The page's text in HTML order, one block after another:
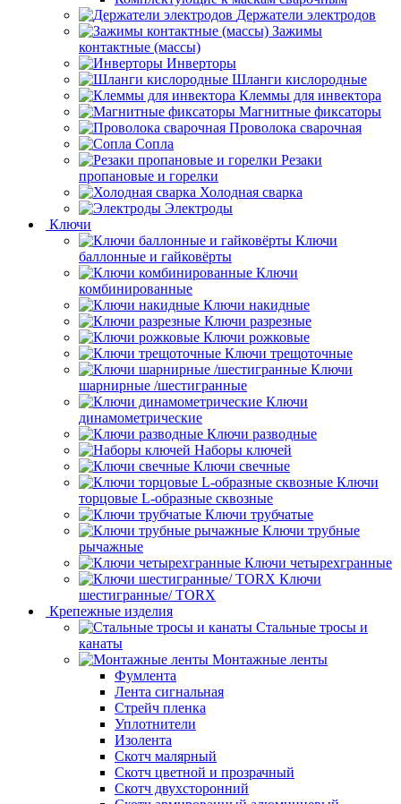
Держатели электродов
Зажимы
контактные (массы)
Инверторы
Шланги кислородные
Клеммы для инвектора
Магнитные фиксаторы
Проволока сварочная
Сопла
Резаки
пропановые и горелки
Холодная сварка
Электроды
Ключи
Ключи
баллонные и гайковёрты
Ключи
комбинированные
Ключи накидные
Ключи разрезные
Ключи рожковые
Ключи трещоточные
Ключи
шарнирные /шестигранные
Ключи
динамометрические
Ключи разводные
Наборы ключей
Ключи свечные
Ключи
торцовые L-образные сквозные
Ключи трубчатые
Ключи трубные
рычажные
Ключи четырехгранные
Ключи
шестигранные/ TORX
Крепежные изделия
Стальные тросы и
канаты
Монтажные ленты
Фумлента
Лента сигнальная
Стрейч пленка
Уплотнители
Изолента
Скотч малярный
Скотч цветной и прозрачный
Скотч двухсторонний